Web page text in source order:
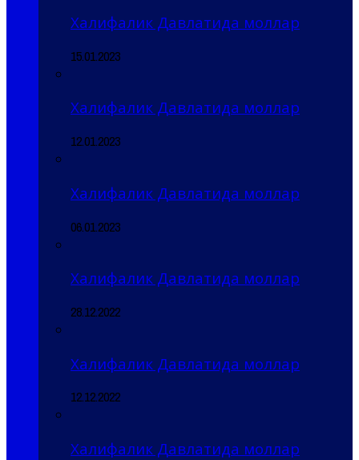
Халифалик Давлатида моллар
15.01.2023
Халифалик Давлатида моллар
12.01.2023
Халифалик Давлатида моллар
06.01.2023
Халифалик Давлатида моллар
28.12.2022
Халифалик Давлатида моллар
12.12.2022
Халифалик Давлатида моллар